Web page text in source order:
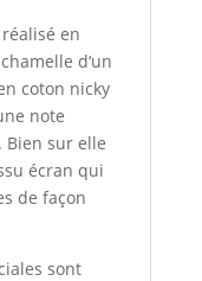
en
d‘un
coton nicky
note
Bien sur elle
écran qui
de façon
sont